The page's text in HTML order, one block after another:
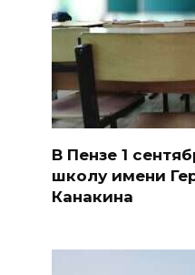
В Пензе 1
школу имени
Канакина